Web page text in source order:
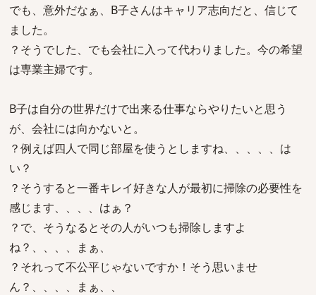
でも、意外だなぁ、B子さんはキャリア志向だと、信じて
ました。
？そうでした、でも会社に入って代わりました。今の希望
は専業主婦です。
B子は自分の世界だけで出来る仕事ならやりたいと思う
が、会社には向かないと。
？例えば四人で同じ部屋を使うとしますね、、、、、は
い？
？そうすると一番キレイ好きな人が最初に掃除の必要性を
感じます、、、、はぁ？
？で、そうなるとその人がいつも掃除しますよ
ね？、、、、まぁ、
？それって不公平じゃないですか！そう思いませ
ん？、、、、まぁ、、